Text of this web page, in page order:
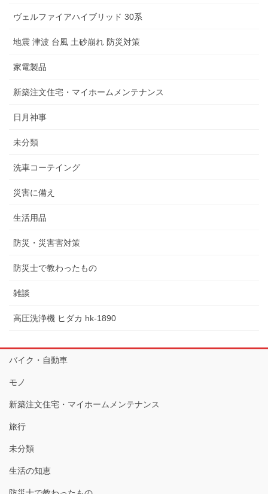
ヴェルファイアハイブリッド 30系
地震 津波 台風 土砂崩れ 防災対策
家電製品
新築注文住宅・マイホームメンテナンス
日月神事
未分類
洗車コーテイング
災害に備え
生活用品
防災・災害害対策
防災士で教わったもの
雑談
高圧洗浄機 ヒダカ hk-1890
バイク・自動車
モノ
新築注文住宅・マイホームメンテナンス
旅行
未分類
生活の知恵